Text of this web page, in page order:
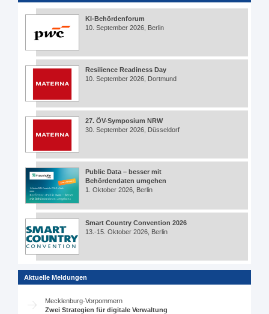
KI-Behördenforum
10. September 2026, Berlin
Resilience Readiness Day
10. September 2026, Dortmund
27. ÖV-Symposium NRW
30. September 2026, Düsseldorf
Public Data – besser mit
Behördendaten umgehen
1. Oktober 2026, Berlin
Smart Country Convention 2026
13.-15. Oktober 2026, Berlin
Aktuelle Meldungen
Mecklenburg-Vorpommern
Zwei Strategien für digitale Verwaltung